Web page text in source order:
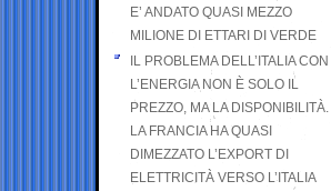
E’ ANDATO QUASI MEZZO
MILIONE DI ETTARI DI VERDE
IL PROBLEMA DELL’ITALIA CON
L’ENERGIA NON È SOLO IL
PREZZO, MA LA DISPONIBILITÀ.
LA FRANCIA HA QUASI
DIMEZZATO L’EXPORT DI
ELETTRICITÀ VERSO L’ITALIA